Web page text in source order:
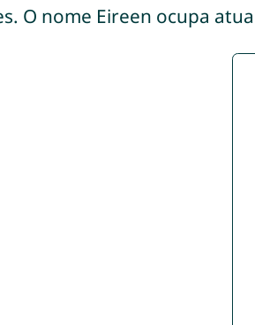
O nome Eireen ocupa